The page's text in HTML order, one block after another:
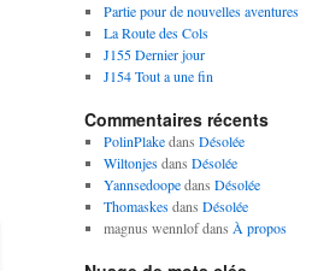
Partie pour de nouvelles aventures
La Route des Cols
J155 Dernier jour
J154 Tout a une fin
Commentaires récents
PolinPlakedans Désolée
Wiltonjesdans Désolée
Yannsedoopedans Désolée
Thomaskesdans Désolée
magnus wennlofdans À propos